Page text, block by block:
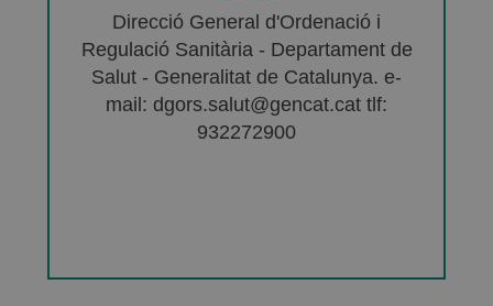
Direcció General d'Ordenació i
Regulació Sanitària - Departament de
Salut - Generalitat de Catalunya. e-
mail: dgors.salut@gencat.cat tlf:
932272900